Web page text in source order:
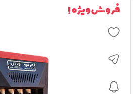
فروش ویژه !